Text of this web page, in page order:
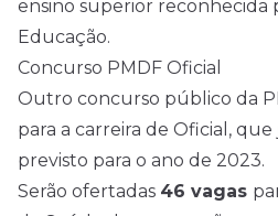
ensino superior reconhecida
Educação.
Concurso PMDF Oficial
Outro concurso público da
para a carreira de Oficial,
previsto para o ano de 2023.
Serão ofertadas 46 vagas